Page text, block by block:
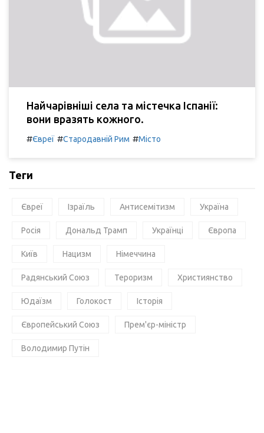
Найчарівніші села та містечка Іспанії:
вони вразять кожного.
#Євреї #Стародавній Рим #Місто
Теги
Євреї Ізраїль Антисемітизм Україна
Росія Дональд Трамп Українці Європа
Київ Нацизм Німеччина
Радянський Союз Тероризм Християнство
Юдаїзм Голокост Історія
Європейський Союз Прем'єр-міністр
Володимир Путін